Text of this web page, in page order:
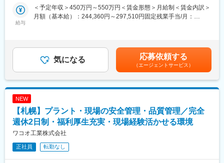
変更の範囲：会社の定める業務
ナンス力を強みに、事業を拡大し続けています。
また、「技術×金融×情報」を掛け合わせることで、
といった次世代エネルギー領域にも取り組んでいます。
今後さらなる発電設備の増加と事業拡大に伴い、現場を支える点
■業務詳細：
【電気主任技術者】
・（新設の場合）完工検査
・不具合発生時の緊急対応
給与
＜予定年収＞450万円～550万円＜賃金形態＞月給制＜賃金内訳＞
月額（基本給）：244,360円～297,510円固定残業手当/月：
想定年収には、賞与を含みます。※給与は、経験・所有資格により
異なります。賃金はあくまでも目安の金額であり、選考を通じて
上下する可能性があります。月給(月額)は固定手当を含めた表記で
す。
気になる 応募依頼する
（エージェントサービス）
NEW
【札幌】プラント・現場の安全管理・品質管理／完全
週休2日制・福利厚生充実・現場経験活かせる環境
ワコオ工業株式会社
正社員 転勤なし